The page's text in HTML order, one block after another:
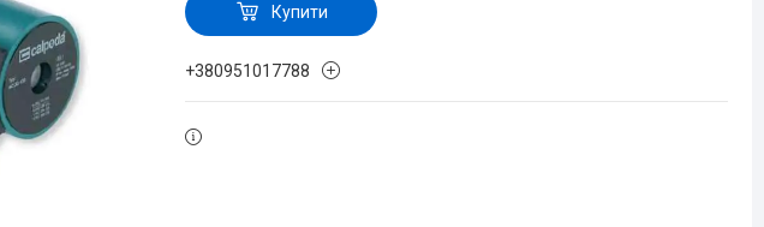
Купити
+380951017788